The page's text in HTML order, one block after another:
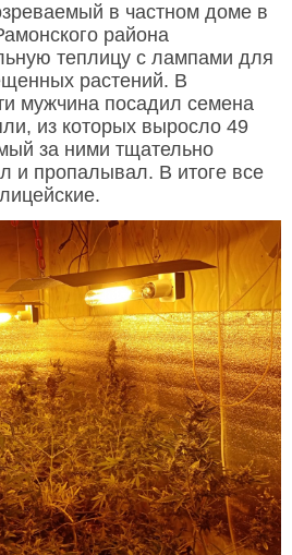
в частном доме в
района
теплицу с лампами для
растений. В
мужчина посадил семена
из которых выросло 49
за ними тщательно
и пропалывал. В итоге все